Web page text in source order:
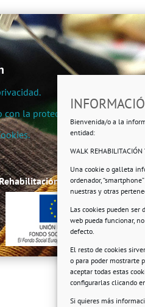
Bienvenida/o a la
entidad:
WALK REHABILITACIÓN
Una cookie o galleta
ordenador,
nuestras y otras
Las cookies pueden ser
web pueda funcionar,
defecto.
El resto de cookies
o para poder mostrarte
aceptar todas estas
configurarlas clicando
Si quieres más
con la protección de datos
Laboral de Usera